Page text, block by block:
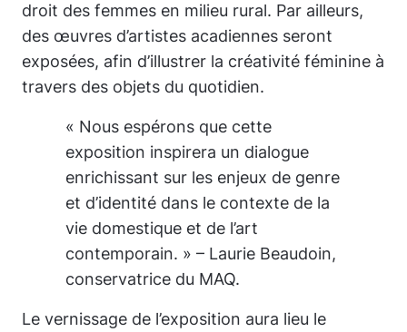
droit des femmes en milieu rural. Par ailleurs,
des œuvres d’artistes acadiennes seront
exposées, afin d’illustrer la créativité féminine à
travers des objets du quotidien.
« Nous espérons que cette
exposition inspirera un dialogue
enrichissant sur les enjeux de genre
et d’identité dans le contexte de la
vie domestique et de l’art
contemporain. » – Laurie Beaudoin,
conservatrice du MAQ.
Le vernissage de l’exposition aura lieu le